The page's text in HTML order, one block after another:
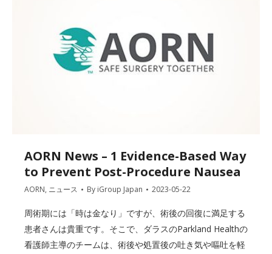
AORN News – 1 Evidence-Based Way
to Prevent Post-Procedure Nausea
AORN, ニュース By iGroup Japan 2023-05-22
周術期には「時は金なり」ですが、術後の回復に満足する
患者さんは貴重です。そこで、ダラスのParkland Healthの
看護師主導のチームは、術後や処置後の吐き気や嘔吐を軽